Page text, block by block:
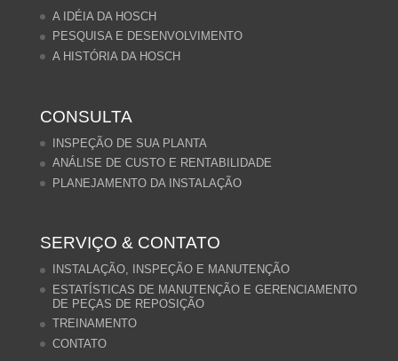
A IDÉIA DA HOSCH
PESQUISA E DESENVOLVIMENTO
A HISTÓRIA DA HOSCH
CONSULTA
INSPEÇÃO DE SUA PLANTA
ANÁLISE DE CUSTO E RENTABILIDADE
PLANEJAMENTO DA INSTALAÇÃO
SERVIÇO & CONTATO
INSTALAÇÃO, INSPEÇÃO E MANUTENÇÃO
ESTATÍSTICAS DE MANUTENÇÃO E GERENCIAMENTO
DE PEÇAS DE REPOSIÇÃO
TREINAMENTO
CONTATO